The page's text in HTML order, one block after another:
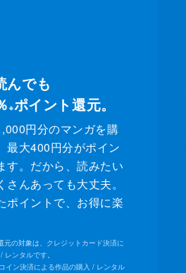
んでも
※ポイント還元。
円分のマンガを購
最大400円分がポイン
す。だから、読みたい
さんあっても大丈夫。
ポイントで、お得に楽
元の対象は、クレジットカード決済に
ンタルです。
イン決済による作品の購入 / レンタル